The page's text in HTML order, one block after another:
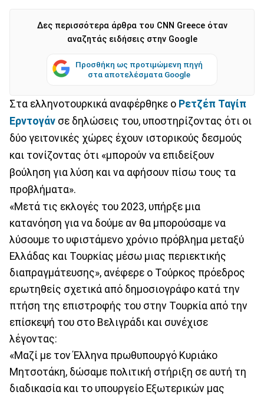
Δες περισσότερα άρθρα του CNN Greece όταν
αναζητάς ειδήσεις στην Google
Προσθήκη ως προτιμώμενη πηγή
στα αποτελέσματα Google
Στα ελληνοτουρκικά αναφέρθηκε ο Ρετζέπ Ταγίπ
Ερντογάν σε δηλώσεις του, υποστηρίζοντας ότι οι
δύο γειτονικές χώρες έχουν ιστορικούς δεσμούς
και τονίζοντας ότι «μπορούν να επιδείξουν
βούληση για λύση και να αφήσουν πίσω τους τα
προβλήματα».
«Μετά τις εκλογές του 2023, υπήρξε μια
κατανόηση για να δούμε αν θα μπορούσαμε να
λύσουμε το υφιστάμενο χρόνιο πρόβλημα μεταξύ
Ελλάδας και Τουρκίας μέσω μιας περιεκτικής
διαπραγμάτευσης», ανέφερε ο Τούρκος πρόεδρος
ερωτηθείς σχετικά από δημοσιογράφο κατά την
πτήση της επιστροφής του στην Τουρκία από την
επίσκεψή του στο Βελιγράδι και συνέχισε
λέγοντας:
«Μαζί με τον Έλληνα πρωθυπουργό Κυριάκο
Μητσοτάκη, δώσαμε πολιτική στήριξη σε αυτή τη
διαδικασία και το υπουργείο Εξωτερικών μας